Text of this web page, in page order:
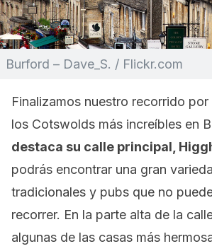
Burford – Dave_S. / Flickr.com
Finalizamos nuestro recorrido
los Cotswolds más increíbles en
destaca su calle principal,
podrás encontrar una gran
tradicionales y pubs que no
recorrer. En la parte alta de la
algunas de las casas más